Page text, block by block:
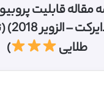
مقاله قابلیت
طلایی
)